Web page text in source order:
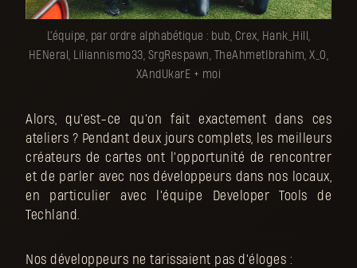
L'équipe, par ordre alphabétique : bub, Crex, Hank_Hill,
HENeral, Liliannismo33, SrgRespawn, TheAhmetIbrahim, X_0,
XAndUkarE + moi
Alors, qu'est-ce qu'on fait exactement dans ces
ateliers ? Pendant deux jours complets, les meilleurs
créateurs de cartes ont l'opportunité de rencontrer
et de parler avec nos développeurs dans nos locaux,
en particulier avec l'équipe Developer Tools de
Techland.
Nos développeurs ne tarissaient pas d'éloges :